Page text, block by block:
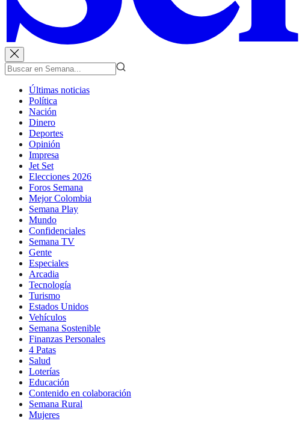
Últimas noticias
Política
Nación
Dinero
Deportes
Opinión
Impresa
Jet Set
Elecciones 2026
Foros Semana
Mejor Colombia
Semana Play
Mundo
Confidenciales
Semana TV
Gente
Especiales
Arcadia
Tecnología
Turismo
Estados Unidos
Vehículos
Semana Sostenible
Finanzas Personales
4 Patas
Salud
Loterías
Educación
Contenido en colaboración
Semana Rural
Mujeres